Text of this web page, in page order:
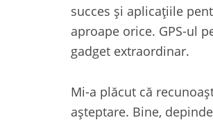
succes și aplicațiile
aproape orice. GPS-ul
gadget extraordinar.
Mi-a plăcut că
așteptare. Bine,